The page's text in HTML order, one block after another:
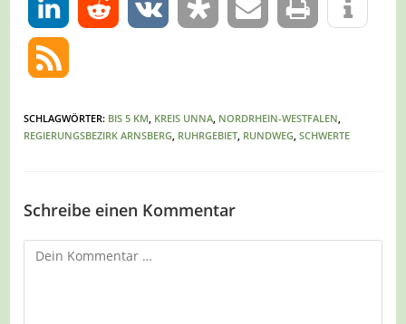
0
SCHLAGWÖRTER: BIS 5 KM, KREIS UNNA, NORDRHEIN-WESTFALEN,
REGIERUNGSBEZIRK ARNSBERG, RUHRGEBIET, RUNDWEG, SCHWERTE
Schreibe einen Kommentar
Kommentar